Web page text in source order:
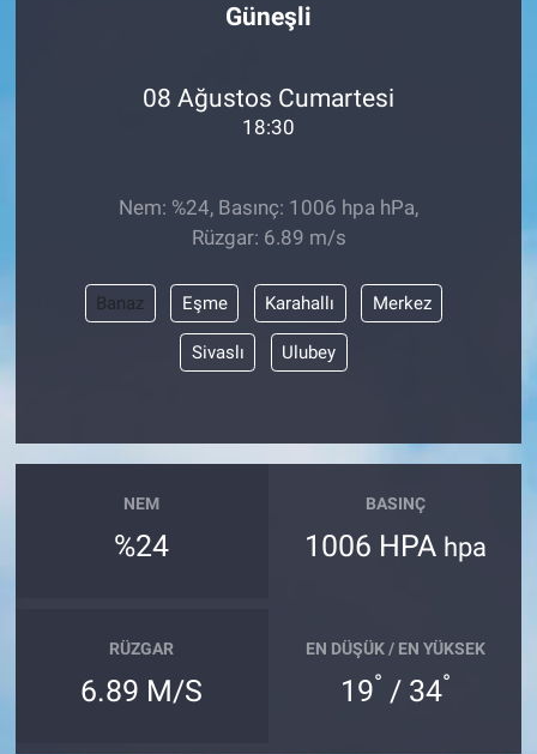
Güneşli
08 Ağustos Cumartesi
18:30
Nem: %24, Basınç: 1006 hpa hPa,
Rüzgar: 6.89 m/s
Banaz Eşme Karahallı Merkez
Sivaslı Ulubey
NEM
%24
BASINÇ
1006 HPA hpa
RÜZGAR
6.89 M/S
EN DÜŞÜK / EN YÜKSEK
19° / 34°